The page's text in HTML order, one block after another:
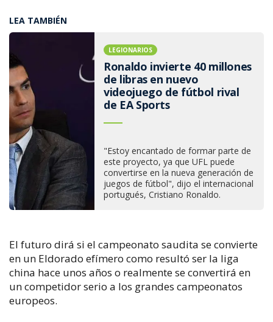
LEA TAMBIÉN
LEGIONARIOS
Ronaldo invierte 40 millones
de libras en nuevo
videojuego de fútbol rival
de EA Sports
"Estoy encantado de formar parte de
este proyecto, ya que UFL puede
convertirse en la nueva generación de
juegos de fútbol", dijo el internacional
portugués, Cristiano Ronaldo.
El futuro dirá si el campeonato saudita se convierte
en un Eldorado efímero como resultó ser la liga
china hace unos años o realmente se convertirá en
un competidor serio a los grandes campeonatos
europeos.